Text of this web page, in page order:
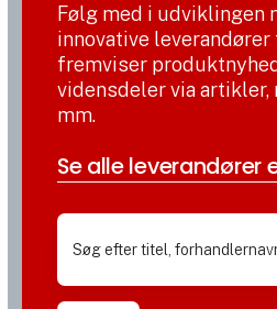
Følg med i udviklingen
innovative
fremviser
vidensdeler via artikler,
mm.
Se alle leverandører